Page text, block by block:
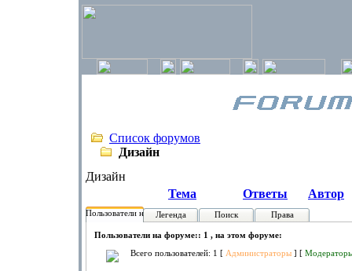
Список форумов
Дизайн
Дизайн
Тема
Ответы Автор
Пользователи на форуме:
Легенда Поиск Права
Пользователи на форуме:: 1 , на этом форуме:
Всего пользователей: 1 [ Администраторы ] [